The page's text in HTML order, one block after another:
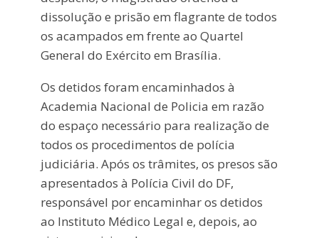
dissolução e prisão em flagrante de todos
os acampados em frente ao Quartel
General do Exército em Brasília.
Os detidos foram encaminhados à
Academia Nacional de Policia em razão
do espaço necessário para realização de
todos os procedimentos de polícia
judiciária. Após os trâmites, os presos são
apresentados à Polícia Civil do DF,
responsável por encaminhar os detidos
ao Instituto Médico Legal e, depois, ao